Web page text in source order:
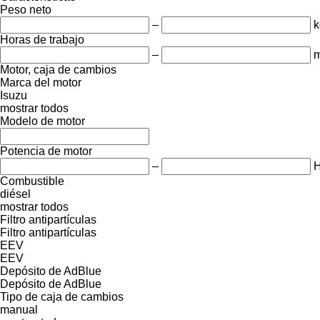
Peso neto
–
Horas de trabajo
–
Motor, caja de cambios
Marca del motor
Isuzu
mostrar todos
Modelo de motor
Potencia de motor
–
Combustible
diésel
mostrar todos
Filtro antipartículas
Filtro antipartículas
EEV
EEV
Depósito de AdBlue
Depósito de AdBlue
Tipo de caja de cambios
manual